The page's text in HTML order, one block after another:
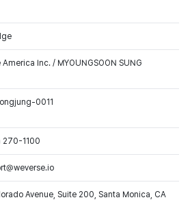
America Inc. / MYOUNGSOON SUNG
0011
270-1100
Avenue, Suite 200, Santa Monica, CA